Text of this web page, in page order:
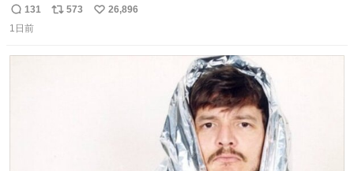
してたらペン止まらなくなってすごい勢いで埋まってワロ
タ
返
信
131
リ
573
い
26,896
1日前